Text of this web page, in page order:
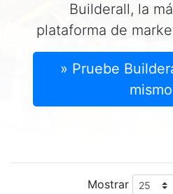
Builderall, la
plataforma de
» Pruebe
Mostrar